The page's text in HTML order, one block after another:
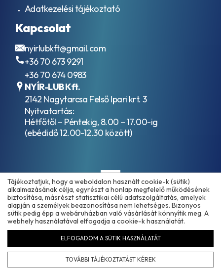
Adatkezelési tájékoztató
Kapcsolat
nyirlubkft@gmail.com
+36 70 673 9291
+36 70 674 0983
NYÍR-LUB Kft.
2142 Nagytarcsa Felső Ipari krt. 3
Nyitvatartás:
Hétfőtől – Péntekig, 8.00 – 17.00-ig
(ebédidő 12.00-12.30 között)
Copyright © 2025 - 2026 www.olajmarket.hu
Árukereső.hu
Tájékoztatjuk, hogy a weboldalon használt cookie-k (sütik)
alkalmazásának célja, egyrészt a honlap megfelelő működésének
biztosítása, másrészt statisztikai célú adatszolgáltatás, amelyek
alapján a személyek beazonosítása nem lehetséges. Bizonyos
sütik pedig épp a webáruházban való vásárlását könnyítik meg. A
webhely használatával elfogadja a cookie-k használatát.
ELFOGADOM A SÜTIK HASZNÁLATÁT
TOVÁBBI TÁJÉKOZTATÁST KÉREK